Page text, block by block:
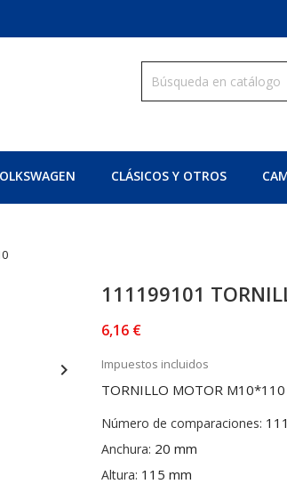
CLÁSICOS Y OTROS

111199101
6,16 €
Impuestos incluidos
TORNILLO MOTOR M10*110
Número de comparaciones:
Anchura: 20 mm
Altura: 115 mm